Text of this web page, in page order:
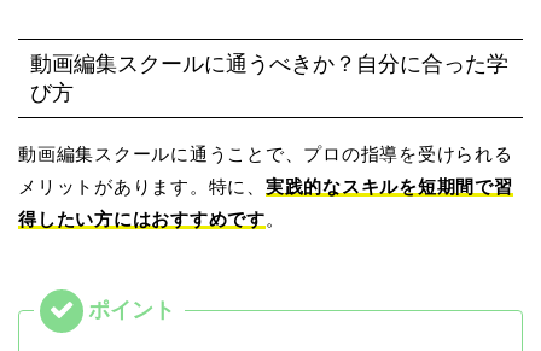
動画編集スクールに通うべきか？自分に合った学
び方
動画編集スクールに通うことで、プロの指導を受けられる
メリットがあります。特に、 実践的なスキルを短期間で習
得したい方にはおすすめです。